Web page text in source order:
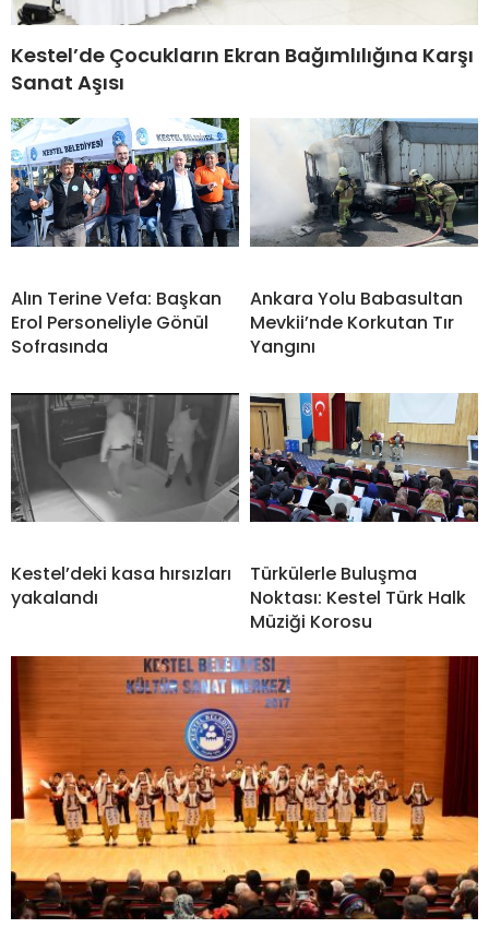
Kestel’de Çocukların Ekran Bağımlılığına Karşı
Sanat Aşısı
Alın Terine Vefa: Başkan
Erol Personeliyle Gönül
Sofrasında
Ankara Yolu Babasultan
Mevkii’nde Korkutan Tır
Yangını
Kestel’deki kasa hırsızları
yakalandı
Türkülerle Buluşma
Noktası: Kestel Türk Halk
Müziği Korosu